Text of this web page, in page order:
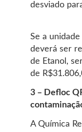
desviado
Se a
deverá ser
de Etanol,
de
3 – Defloc
A Química